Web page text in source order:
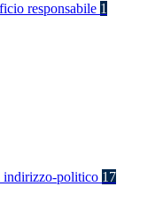
responsabile 1
indirizzo-politico 17